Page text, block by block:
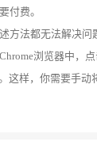
付费。
方法都无法解决
浏览器中，点
这样，你需要手